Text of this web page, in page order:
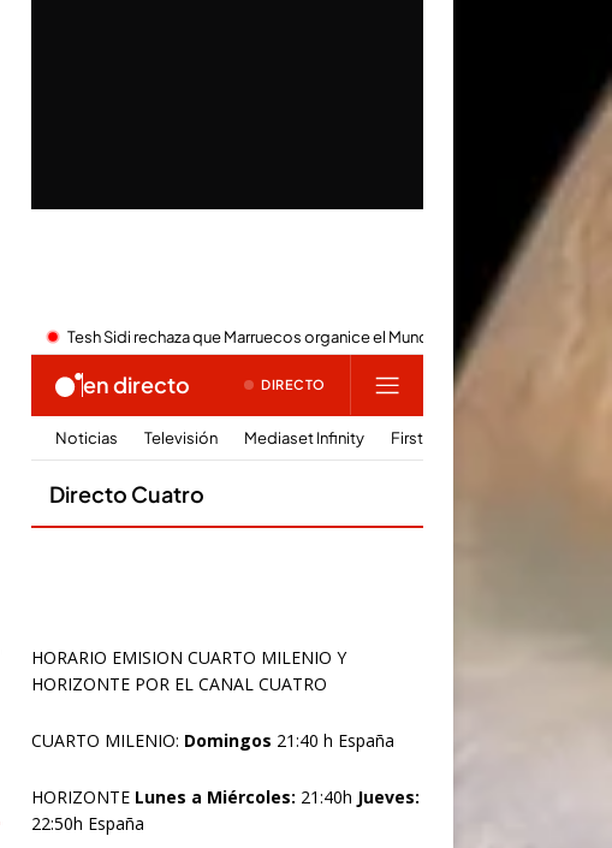
HORARIO EMISION CUARTO MILENIO Y
HORIZONTE POR EL CANAL CUATRO
CUARTO MILENIO: Domingos 21:40 h España
HORIZONTE Lunes a Miércoles: 21:40h Jueves:
22:50h España